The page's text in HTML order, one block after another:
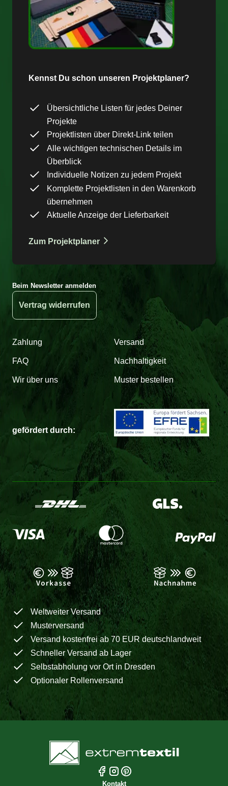
Kennst Du schon unseren Projektplaner?
Übersichtliche Listen für jedes Deiner
Projekte
Projektlisten über Direkt-Link teilen
Alle wichtigen technischen Details im
Überblick
Individuelle Notizen zu jedem Projekt
Komplette Projektlisten in den Warenkorb
übernehmen
Aktuelle Anzeige der Lieferbarkeit
Zum Projektplaner
Beim Newsletter anmelden
Vertrag widerrufen
Zahlung Versand
FAQ Nachhaltigkeit
Wir über uns Muster bestellen
gefördert durch:
Weltweiter Versand
Musterversand
Versand kostenfrei ab 70 EUR deutschlandweit
Schneller Versand ab Lager
Selbstabholung vor Ort in Dresden
Optionaler Rollenversand
Kontakt